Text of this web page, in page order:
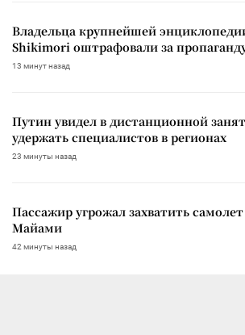
Владельца крупнейшей
Shikimori оштрафовали за
13 минут назад
Путин увидел в дистанционной
удержать специалистов в регионах
23 минуты назад
Пассажир угрожал захватить
Майами
42 минуты назад